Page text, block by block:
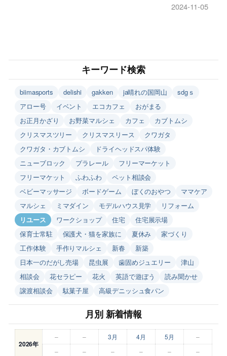
2024-11-05
キーワード検索
biimasports delishi gakken ja晴れの国岡山
sdgｓ
アロー号
イベント エコカフェ
おがまる
お正月かざり
お野菜マルシェ カフェ
カブトムシ
クリスマスツリー
クリスマスリース
クワガタ
クワガタ・カブトムシ
ドライヘッドスパ体験
ニューブロック
プラレール
フリーマーケット
フリーマケット
ふわふわ
ペット相談会
ベビーマッサージ
ボードゲーム ぼくのおやつ
ママケア
マルシェ
ミマダイン モデルハウス見学
リフォーム
リユース
ワークショップ 住宅
住宅展示場
保育士常駐
保護犬・猫を家族に 夏休み
家づくり
工作体験
手作りマルシェ 新春
新築
日本一のだがし売場
昆虫展 歯固めジュエリー
津山
相談会
花セラピー 花火 英語で遊ぼう
読み聞かせ
譲渡相談会
駄菓子屋 高級デニッシュ食パン
月別 新着情報
2026年
– – 3月 4月 5月
–
–
– – – – –